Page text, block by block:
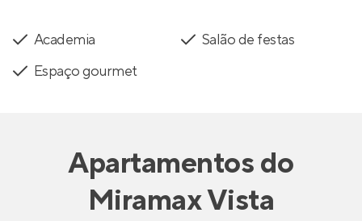
Academia
Salão de festas
Espaço gourmet
Apartamentosdo
Miramax Vista